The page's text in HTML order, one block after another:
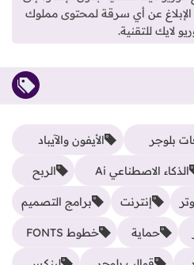
الإبلاغ عن أي سرقة لمحتوى مملوك
لايك للتقنية.
بلوجر الأيفون والآيباد
الذكاء الاصطناعي Ai الربح
إنترنت برامج التصميم
حماية خطوط FONTS